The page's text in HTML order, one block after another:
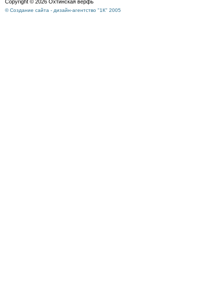
Copyright © 2026 Охтинская верфь
© Создание сайта - дизайн-агентство "1К" 2005